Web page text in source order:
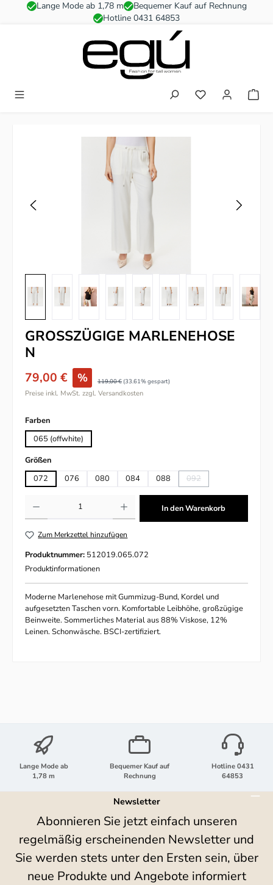
Zum Hauptinhalt springen
Lange Mode ab 1,78 m
Bequemer Kauf auf Rechnung
Hotline 0431 64853
Du hast 0
Bildergalerie überspringen
GROSSZÜGIGE MARLENEHOSE
N
79,00 € % 119,00 € (33.61% gespart)
Preise inkl. MwSt. zzgl. Versandkosten
Farbenauswählen
065 (offwhite)
Größenauswählen
072
076 080 084 088 092(Diese Option ist zurzeit
In den Warenkorb
Zum Merkzettel hinzufügen
Produktnummer: 512019.065.072
Produktinformationen
Moderne Marlenehose mit Gummizug-Bund, Kordel und
aufgesetzten Taschen vorn. Komfortable Leibhöhe, großzügige
Beinweite. Sommerliches Material aus 88% Viskose, 12%
Leinen. Schonwäsche. BSCI-zertifiziert.
Lange Mode ab
1,78 m
Bequemer Kauf auf
Rechnung
Hotline 0431
64853
Newsletter
Abonnieren Sie jetzt einfach unseren
regelmäßig erscheinenden Newsletter und
Sie werden stets unter den Ersten sein, über
neue Produkte und Angebote informiert